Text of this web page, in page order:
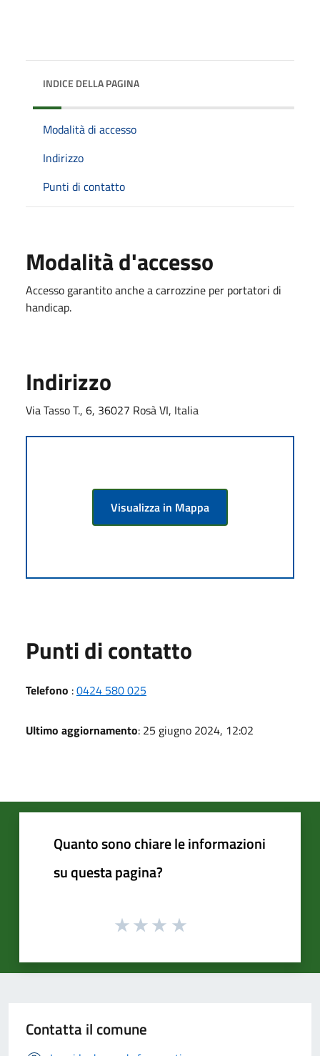
INDICE DELLA PAGINA
Modalità di accesso
Indirizzo
Punti di contatto
Modalità d'accesso
Accesso garantito anche a carrozzine per portatori di
handicap.
Indirizzo
Via Tasso T., 6, 36027 Rosà VI, Italia
Visualizza in Mappa
Punti di contatto
Telefono :0424 580 025
Ultimo aggiornamento: 25 giugno 2024, 12:02
Quanto sono chiare le informazioni
su questa pagina?
Contatta il comune